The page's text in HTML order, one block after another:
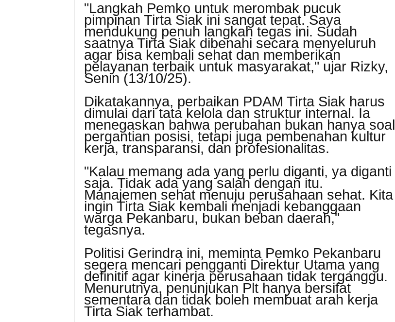
"Langkah Pemko untuk merombak pucuk
pimpinan Tirta Siak ini sangat tepat. Saya
mendukung penuh langkah tegas ini. Sudah
saatnya Tirta Siak dibenahi secara menyeluruh
agar bisa kembali sehat dan memberikan
pelayanan terbaik untuk masyarakat," ujar Rizky,
Senin (13/10/25).
Dikatakannya, perbaikan PDAM Tirta Siak harus
dimulai dari tata kelola dan struktur internal. Ia
menegaskan bahwa perubahan bukan hanya soal
pergantian posisi, tetapi juga pembenahan kultur
kerja, transparansi, dan profesionalitas.
"Kalau memang ada yang perlu diganti, ya diganti
saja. Tidak ada yang salah dengan itu.
Manajemen sehat menuju perusahaan sehat. Kita
ingin Tirta Siak kembali menjadi kebanggaan
warga Pekanbaru, bukan beban daerah,"
tegasnya.
Politisi Gerindra ini, meminta Pemko Pekanbaru
segera mencari pengganti Direktur Utama yang
definitif agar kinerja perusahaan tidak terganggu.
Menurutnya, penunjukan Plt hanya bersifat
sementara dan tidak boleh membuat arah kerja
Tirta Siak terhambat.